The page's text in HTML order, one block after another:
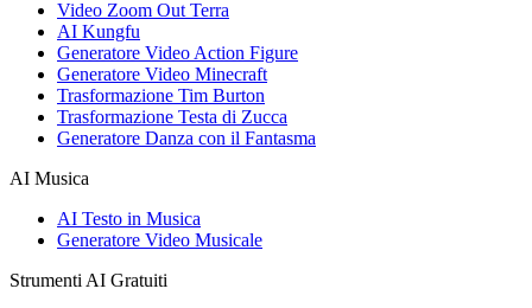
Video Zoom Out Terra
AI Kungfu
Generatore Video Action Figure
Generatore Video Minecraft
Trasformazione Tim Burton
Trasformazione Testa di Zucca
Generatore Danza con il Fantasma
AI Musica
AI Testo in Musica
Generatore Video Musicale
Strumenti AI Gratuiti